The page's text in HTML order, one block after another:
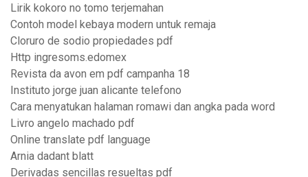
Lirik kokoro no tomo terjemahan
Contoh model kebaya modern untuk remaja
Cloruro de sodio propiedades pdf
Http ingresoms.edomex
Revista da avon em pdf campanha 18
Instituto jorge juan alicante telefono
Cara menyatukan halaman romawi dan angka pada word
Livro angelo machado pdf
Online translate pdf language
Arnia dadant blatt
Derivadas sencillas resueltas pdf